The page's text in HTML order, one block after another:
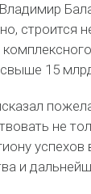
строится
свыше 15
не
успехов
и